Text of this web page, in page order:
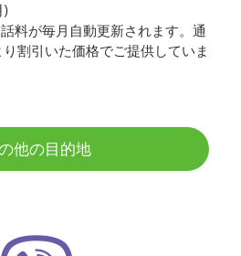
)
料が毎月自動更新されます。通
割引いた価格でご提供していま
他の目的地